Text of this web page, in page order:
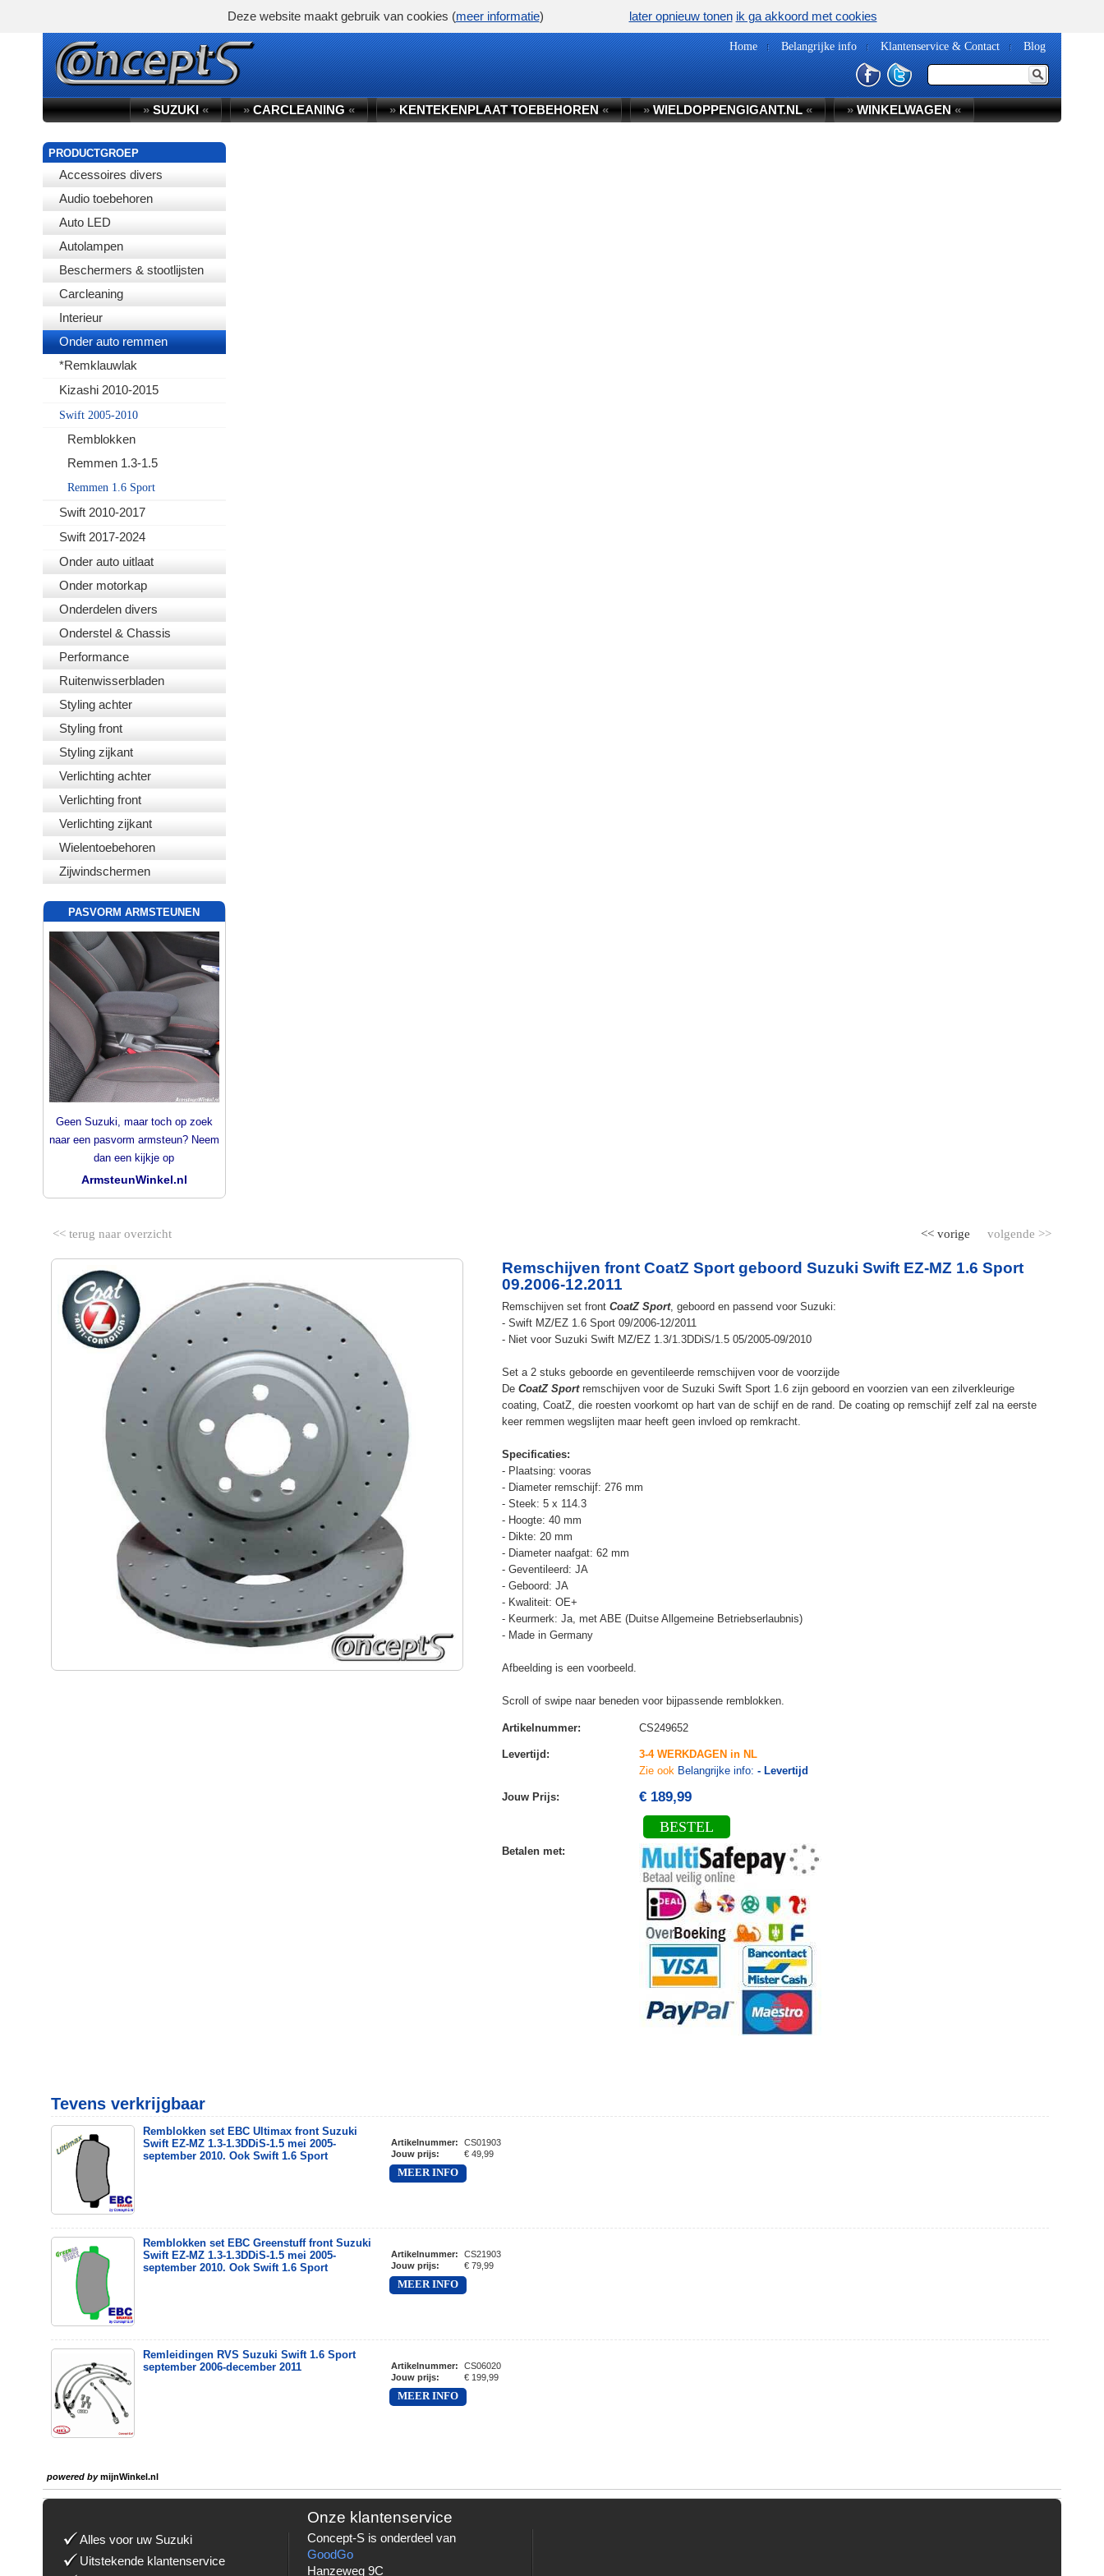
Home Belangrijke info Klantenservice & Contact Blog
»SUZUKI« »CARCLEANING« »KENTEKENPLAAT TOEBEHOREN« »WIELDOPPENGIGANT.NL« »WINKELWAGEN«
PRODUCTGROEP
Accessoires divers
Audio toebehoren
Auto LED
Autolampen
Beschermers & stootlijsten
Carcleaning
Interieur
Onder auto remmen
*Remklauwlak
Kizashi 2010-2015
Swift 2005-2010
Remblokken
Remmen 1.3-1.5
Remmen 1.6 Sport
Swift 2010-2017
Swift 2017-2024
Onder auto uitlaat
Onder motorkap
Onderdelen divers
Onderstel & Chassis
Performance
Ruitenwisserbladen
Styling achter
Styling front
Styling zijkant
Verlichting achter
Verlichting front
Verlichting zijkant
Wielentoebehoren
Zijwindschermen
PASVORM ARMSTEUNEN
Geen Suzuki, maar toch op zoek
naar een pasvorm armsteun? Neem
dan een kijkje op
ArmsteunWinkel.nl
<< terug naar overzicht volgende >>
<< vorige
Remschijven front CoatZ Sport geboord Suzuki Swift EZ-MZ 1.6 Sport
09.2006-12.2011
Remschijven set front CoatZ Sport, geboord en passend voor Suzuki:
- Swift MZ/EZ 1.6 Sport 09/2006-12/2011
- Niet voor Suzuki Swift MZ/EZ 1.3/1.3DDiS/1.5 05/2005-09/2010
Set a 2 stuks geboorde en geventileerde remschijven voor de voorzijde
De CoatZ Sportremschijven voor de Suzuki Swift Sport 1.6 zijn geboord en voorzien van een zilverkleurige
coating, CoatZ, die roesten voorkomt op hart van de schijf en de rand. De coating op remschijf zelf zal na eerste
keer remmen wegslijten maar heeft geen invloed op remkracht.
Specificaties:
- Plaatsing: vooras
- Diameter remschijf: 276 mm
- Steek: 5 x 114.3
- Hoogte: 40 mm
- Dikte: 20 mm
- Diameter naafgat: 62 mm
- Geventileerd: JA
- Geboord: JA
- Kwaliteit: OE+
- Keurmerk: Ja, met ABE (Duitse Allgemeine Betriebserlaubnis)
- Made in Germany
Afbeelding is een voorbeeld.
Scroll of swipe naar beneden voor bijpassende remblokken.
Artikelnummer: CS249652
Levertijd:
3-4 WERKDAGEN in NL
Zie ook Belangrijke info: - Levertijd
Jouw Prijs: € 189,99
BESTEL
Betalen met:
Tevens verkrijgbaar
Remblokken set EBC Ultimax front Suzuki
Swift EZ-MZ 1.3-1.3DDiS-1.5 mei 2005-
september 2010. Ook Swift 1.6 Sport
Artikelnummer:
CS01903
Jouw prijs: € 49,99
MEER INFO
Remblokken set EBC Greenstuff front Suzuki
Swift EZ-MZ 1.3-1.3DDiS-1.5 mei 2005-
september 2010. Ook Swift 1.6 Sport
Artikelnummer:
CS21903
Jouw prijs: € 79,99
MEER INFO
Remleidingen RVS Suzuki Swift 1.6 Sport
september 2006-december 2011
Artikelnummer:
CS06020
Jouw prijs: € 199,99
MEER INFO
powered bymijnWinkel.nl
Alles voor uw Suzuki
Uitstekende klantenservice
Onze klantenservice
Concept-S is onderdeel van
GoodGo
Hanzeweg 9C
Deze website maakt gebruik van cookies (meer informatie) later opnieuw tonen ik ga akkoord met cookies